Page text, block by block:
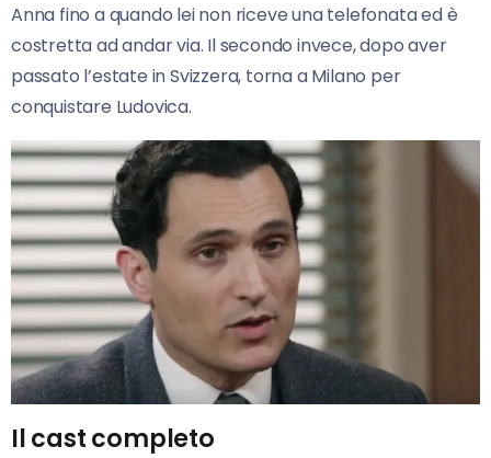
Anna fino a quando lei non riceve una telefonata ed è
costretta ad andar via. Il secondo invece, dopo aver
passato l’estate in Svizzera, torna a Milano per
conquistare Ludovica.
Il cast completo